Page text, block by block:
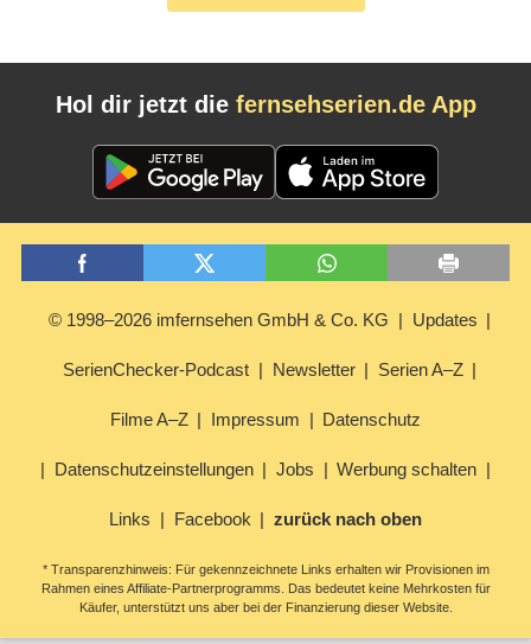
Hol dir jetzt die fernsehserien.de App
© 1998–2026 imfernsehen GmbH & Co. KG Updates
SerienChecker-Podcast Newsletter Serien A–Z
Filme A–Z Impressum Datenschutz
Datenschutzeinstellungen Jobs Werbung schalten
Links Facebook zurück nach oben
* Transparenzhinweis: Für gekennzeichnete Links erhalten wir Provisionen im
Rahmen eines Affiliate-Partnerprogramms. Das bedeutet keine Mehrkosten für
Käufer, unterstützt uns aber bei der Finanzierung dieser Website.